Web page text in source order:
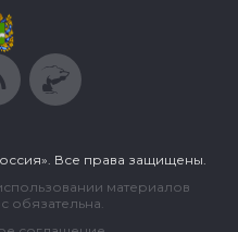
Все права защищены.
материалов
обязательна.